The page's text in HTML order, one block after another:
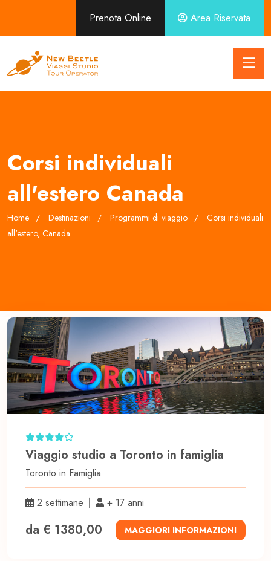
Prenota Online Area Riservata
Corsi individuali
all'estero Canada
Home Destinazioni Programmi di viaggio
Corsi individuali
all'estero, Canada
Viaggio studio a Toronto in famiglia
Toronto in Famiglia
2 settimane + 17 anni
da € 1380,00 MAGGIORI INFORMAZIONI